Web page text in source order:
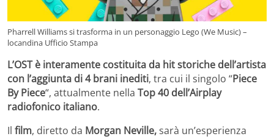
Pharrell Williams si trasforma in un personaggio Lego (We Music) –
locandina Ufficio Stampa
L’OST è interamente costituita da hit storiche dell’artista
con l’aggiunta di 4 brani inediti, tra cui il singolo “Piece
By Piece“, attualmente nella Top 40 dell’Airplay
radiofonico italiano.
Il film, diretto da Morgan Neville,sarà un’esperienza